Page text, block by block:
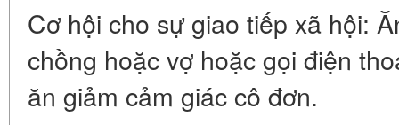
Cơ hội cho sự giao tiếp xã hội:
chồng hoặc vợ hoặc gọi điện
ăn giảm cảm giác cô đơn.